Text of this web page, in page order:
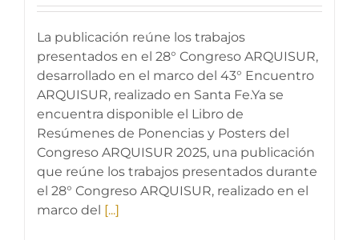
La publicación reúne los trabajos
presentados en el 28° Congreso ARQUISUR,
desarrollado en el marco del 43° Encuentro
ARQUISUR, realizado en Santa Fe.Ya se
encuentra disponible el Libro de
Resúmenes de Ponencias y Posters del
Congreso ARQUISUR 2025, una publicación
que reúne los trabajos presentados durante
el 28° Congreso ARQUISUR, realizado en el
marco del [...]